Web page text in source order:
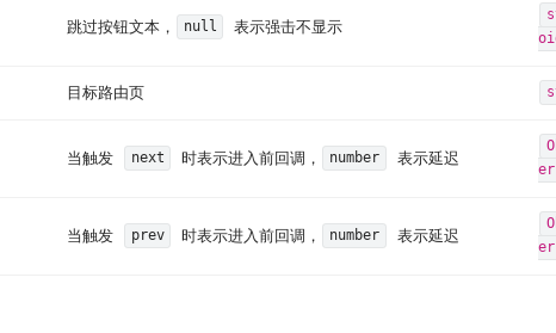
跳过按钮文本， null 表示强击不显示
目标路由页
当触发 next 时表示进入前回调， number 表示延迟
er
当触发 prev 时表示进入前回调， number 表示延迟
er